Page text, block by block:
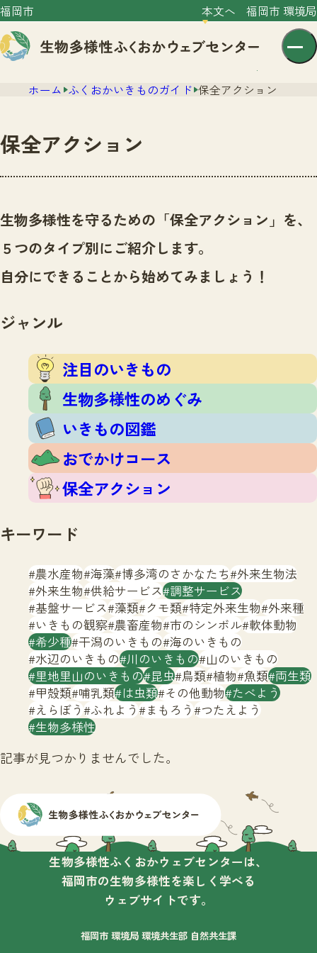
福岡市 本文へ 福岡市 環境局
文字サイズ 小 中 大
センター紹介
センター紹介TOP
サイトポリシー
ニュース
ニュースTOP
市の取組み
いきものガイド
注目のいきもの
いきもの図鑑
おでかけコース
保全アクション
調査レポート
調査レポートTOP
調査結果
ふくおかいきものマップ
マッチング
マッチングTOP
掲載申し込みフォーム
お問合せ
生物多様性ふくおかウェブセンターとは
サイトマップ
ホーム ふくおかいきものガイド 保全アクション
保全アクション
生物多様性を守るための「保全アクション」を、
５つのタイプ別にご紹介します。
自分にできることから始めてみましょう！
ジャンル
注目のいきもの
生物多様性のめぐみ
いきもの図鑑
おでかけコース
保全アクション
キーワード
農水産物 海藻 博多湾のさかなたち 外来生物法
外来生物 供給サービス 調整サービス
基盤サービス 藻類 クモ類 特定外来生物 外来種
いきもの観察 農畜産物 市のシンボル 軟体動物
希少種 干潟のいきもの 海のいきもの
水辺のいきもの 川のいきもの 山のいきもの
里地里山のいきもの 昆虫 鳥類 植物 魚類 両生類
甲殻類 哺乳類 は虫類 その他動物 たべよう
えらぼう ふれよう まもろう つたえよう
生物多様性
記事が見つかりませんでした。
生物多様性ふくおかウェブセンターは、
福岡市の生物多様性を楽しく学べる
ウェブサイトです。
福岡市 環境局 環境共生部 自然共生課